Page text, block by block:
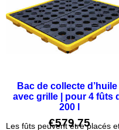
Bac de collecte d’huile |
avec grille | pour 4 fûts
200 l
€579.75